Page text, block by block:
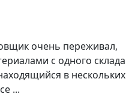
очень переживал,
с одного склада
в нескольких
...